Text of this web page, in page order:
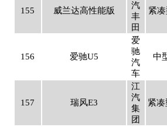
155 威兰达高性能版
汽
丰
田
紧
156 爱驰U5
爱
驰
汽
车
中
157 瑞风E3
江
汽
集
团
紧